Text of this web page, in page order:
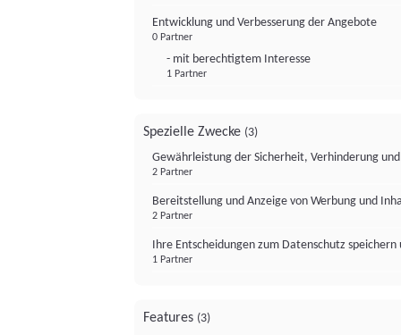
Entwicklung und Verbesserung der Angebote
0 Partner
- mit berechtigtem Interesse
1 Partner
Spezielle Zwecke (3)
Gewährleistung der Sicherheit, Verhinderung
2 Partner
Bereitstellung und Anzeige von Werbung und
2 Partner
Ihre Entscheidungen zum Datenschutz
1 Partner
Features (3)